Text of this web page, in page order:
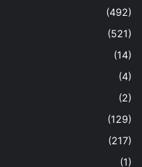
(492)
(521)
(14)
(4)
(2)
(129)
(217)
(1)